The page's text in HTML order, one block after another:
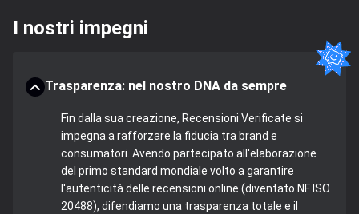
I nostri impegni
Trasparenza: nel nostro DNA da sempre
Fin dalla sua creazione, Recensioni Verificate si
impegna a rafforzare la fiducia tra brand e
consumatori. Avendo partecipato all'elaborazione
del primo standard mondiale volto a garantire
l'autenticità delle recensioni online (diventato NF ISO
20488), difendiamo una trasparenza totale e il